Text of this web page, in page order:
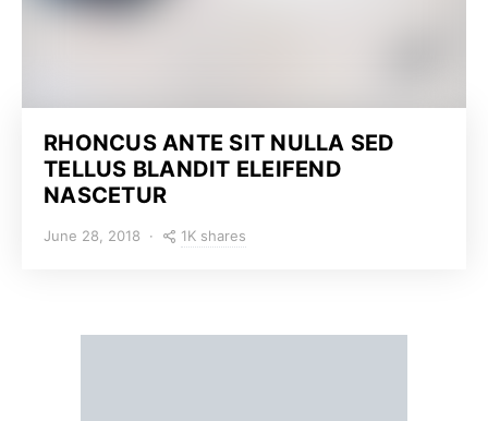
RHONCUS ANTE SIT NULLA SED
TELLUS BLANDIT ELEIFEND
NASCETUR
June 28, 2018 1K shares